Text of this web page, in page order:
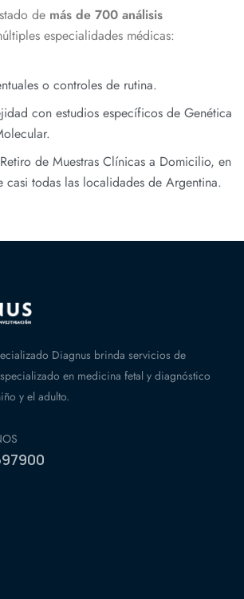
de más de 700 análisis
especialidades médicas:
o controles de rutina.
con estudios específicos de Genética
de Muestras Clínicas a Domicilio, en
casi todas las localidades de Argentina.
Diagnus brinda servicios de
en medicina fetal y diagnóstico
y el adulto.